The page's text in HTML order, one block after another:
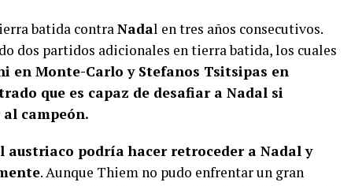
batida contraNadal en tres años consecutivos.
dos partidos adicionales en tierra batida, los cuales
en Monte-Carlo y Stefanos Tsitsipas en
que es capaz de desafiar a Nadal si
campeón.
austriaco podría hacer retroceder a Nadal y
. Aunque Thiem no pudo enfrentar un gran